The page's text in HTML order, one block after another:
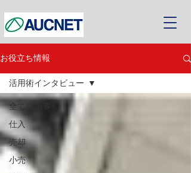
お役立ち情報
全ての記事
仕入
売却
小売
活用術インタビュー